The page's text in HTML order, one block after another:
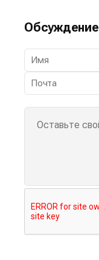
Обсуждение